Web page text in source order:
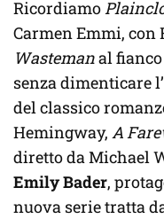
Ricordiamo
Carmen Emmi, con
Wastemanal
senza dimenticare
del classico
Hemingway, A
diretto da Michael
Emily Bader,
nuova serie tratta